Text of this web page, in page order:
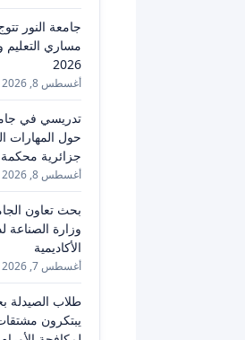
جامعة النور
2026
أغسطس 8, 2026
تدريسي في
حول المهارات
جزائرية محكمة
أغسطس 8, 2026
بحث تعاون
وزارة الصناعة
الأكاديمية
أغسطس 7, 2026
طلاب الصيدلة
يبتكرون